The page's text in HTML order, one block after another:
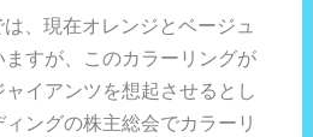
、現在オレンジとベージュ
すが、このカラーリングが
イアンツを想起させるとし
ングの株主総会でカラーリ